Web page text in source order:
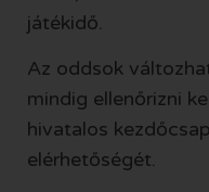
játékidő.
Az oddsok
mindig ellenőrizni
hivatalos
elérhetőségét.